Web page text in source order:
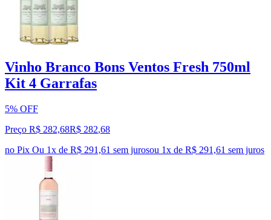
Vinho Branco Bons Ventos Fresh 750ml
Kit 4 Garrafas
5% OFF
Preço R$ 282,68R$ 282,68
no Pix Ou 1x de R$ 291,61 sem jurosou 1x de R$ 291,61 sem juros